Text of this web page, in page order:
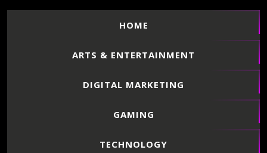
HOME
ARTS & ENTERTAINMENT
DIGITAL MARKETING
GAMING
TECHNOLOGY